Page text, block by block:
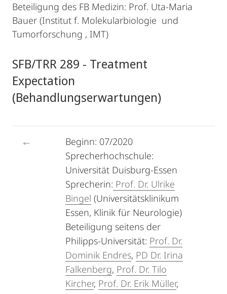
Beteiligung des FB Medizin: Prof. Uta-Maria
Bauer (Institut f. Molekularbiologie und
Tumorforschung , IMT)
SFB/TRR 289 - Treatment
Expectation
(Behandlungserwartungen)
Beginn: 07/2020
Sprecherhochschule:
Universität Duisburg-Essen
Sprecherin: Prof. Dr. Ulrike
Bingel (Universitätsklinikum
Essen, Klinik für Neurologie)
Beteiligung seitens der
Philipps-Universität: Prof. Dr.
Dominik Endres, PD Dr. Irina
Falkenberg, Prof. Dr. Tilo
Kircher, Prof. Dr. Erik Müller,